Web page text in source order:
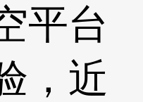
平台
，近